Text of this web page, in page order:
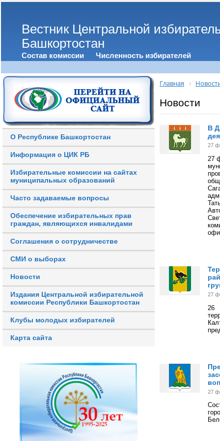
Вестник Центральной
Башкортостан
Состав комиссии Численность избирателей
О Республике Башкортостан
Информация о ЦИК РБ
Избирательные комиссии на сайтах
муниципальных образований
Часто задаваемые вопросы
Обеспечение избирательных прав
граждан, являющихся инвалидами
Соглашения о сотрудничестве
СМИ о выборах
Новости
Издания Центральной избирательной
комиссии Республики Башкортостан
Клубы молодых избирателей
Карта сайта
Главная
Новости
В
27
27
27
26
27